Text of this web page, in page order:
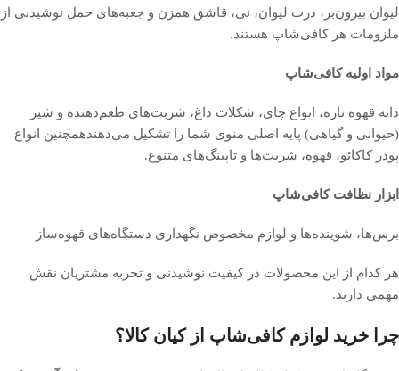
لیوان بیرون‌بر، درب لیوان، نی، قاشق همزن و جعبه‌های حمل نوشیدنی از
ملزومات هر کافی‌شاپ هستند.
مواد اولیه کافی‌شاپ
دانه قهوه تازه، انواع چای، شکلات داغ، شربت‌های طعم‌دهنده و شیر
(حیوانی و گیاهی) پایه اصلی منوی شما را تشکیل می‌دهندهمچنین انواع
پودر کاکائو، قهوه، شربت‌ها و تاپینگ‌های متنوع.
ابزار نظافت کافی‌شاپ
برس‌ها، شوینده‌ها و لوازم مخصوص نگهداری دستگاه‌های قهوه‌ساز
هر کدام از این محصولات در کیفیت نوشیدنی و تجربه مشتریان نقش
مهمی دارند.
چرا خرید لوازم کافی‌شاپ از کیان کالا؟